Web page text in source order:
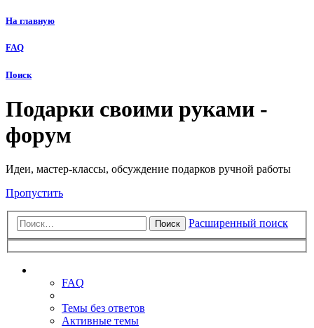
На главную
FAQ
Поиск
Подарки своими руками -
форум
Идеи, мастер-классы, обсуждение подарков ручной работы
Пропустить
Поиск Расширенный поиск
FAQ
Темы без ответов
Активные темы